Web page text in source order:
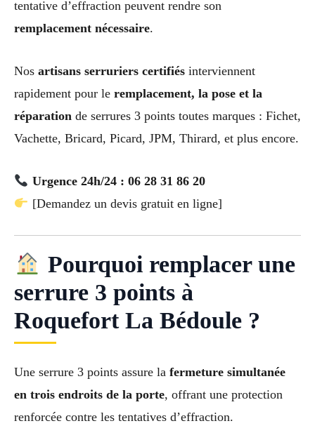
tentative d’effraction peuvent rendre son
remplacement nécessaire.
Nos artisans serruriers certifiés interviennent
rapidement pour le remplacement, la pose et la
réparation de serrures 3 points toutes marques : Fichet,
Vachette, Bricard, Picard, JPM, Thirard, et plus encore.
Urgence 24h/24 : 06 28 31 86 20
[Demandez un devis gratuit en ligne]
Pourquoi remplacer une
serrure 3 points à
Roquefort La Bédoule ?
Une serrure 3 points assure la fermeture simultanée
en trois endroits de la porte, offrant une protection
renforcée contre les tentatives d’effraction.